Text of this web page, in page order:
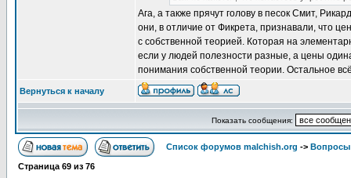
Ага, а также прячут голову в песок Смит,
они, в отличие от Фикрета, признавали, что
с собственной теорией. Которая на
если у людей полезности разные, а цены
понимания собственной теории. Остальное
Вернуться к началу
Показать сообщения:
Список форумов malchish.org -> Вопросы
Страница 69 из 76